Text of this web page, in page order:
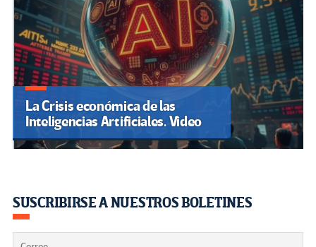
La Crisis económica de las
Inteligencias Artificiales. Video
SUSCRIBIRSE A NUESTROS BOLETINES